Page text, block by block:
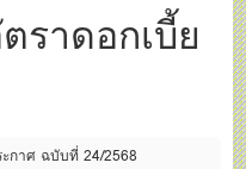
ราดอกเบี้ย
กาศ ฉบับที่ 24/2568